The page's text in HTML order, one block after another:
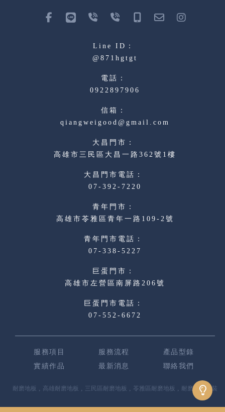
@871hgtgt
0922897906
07-392-7220
07-338-5227
qiangweigood@gmail.com
高雄市三民區大昌一路362號1樓
高雄市苓雅區青年一路109-2號
高雄市左營區南屏路206號
07-552-6672
服務項目 服務流程
產品型錄
實績作品
最新消息 聯絡我們
耐磨地板 高雄耐磨地板 三民區耐磨地板 苓雅區耐磨地板 耐磨地板安裝